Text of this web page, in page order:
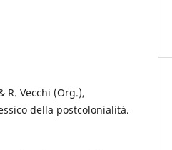
R. Vecchi (Org.),
della postcolonialità.